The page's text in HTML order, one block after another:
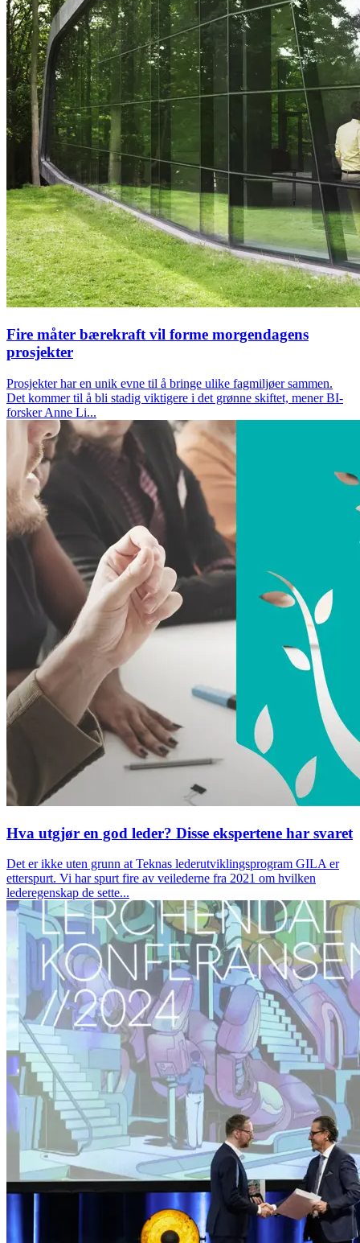
Fire måter bærekraft vil forme morgendagens
prosjekter
Prosjekter har en unik evne til å bringe ulike fagmiljøer sammen.
Det kommer til å bli stadig viktigere i det grønne skiftet, mener BI-
forsker Anne Li...
Hva utgjør en god leder? Disse ekspertene har svaret
Det er ikke uten grunn at Teknas lederutviklingsprogram GILA er
etterspurt. Vi har spurt fire av veilederne fra 2021 om hvilken
lederegenskap de sette...